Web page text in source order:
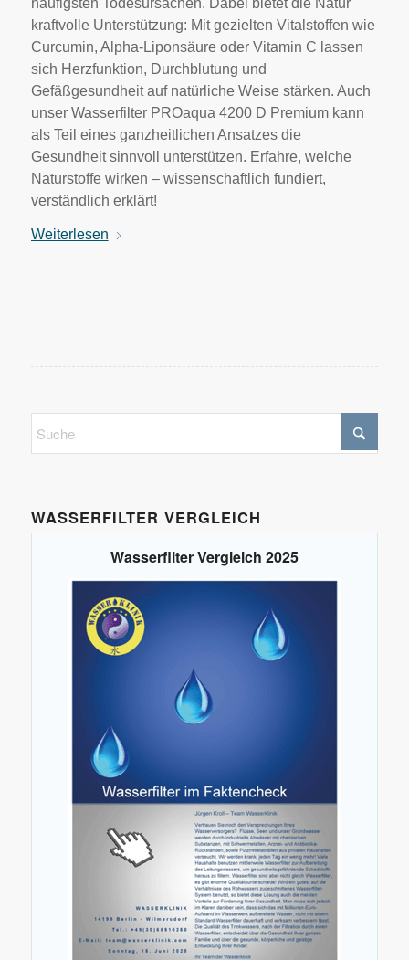
kraftvolle Unterstützung: Mit gezielten Vitalstoffen wie
Curcumin, Alpha-Liponsäure oder Vitamin C lassen
sich Herzfunktion, Durchblutung und
Gefäßgesundheit auf natürliche Weise stärken. Auch
unser Wasserfilter PROaqua 4200 D Premium kann
als Teil eines ganzheitlichen Ansatzes die
Gesundheit sinnvoll unterstützen. Erfahre, welche
Naturstoffe wirken – wissenschaftlich fundiert,
verständlich erklärt!
Weiterlesen
WASSERFILTER VERGLEICH
Wasserfilter Vergleich 2025